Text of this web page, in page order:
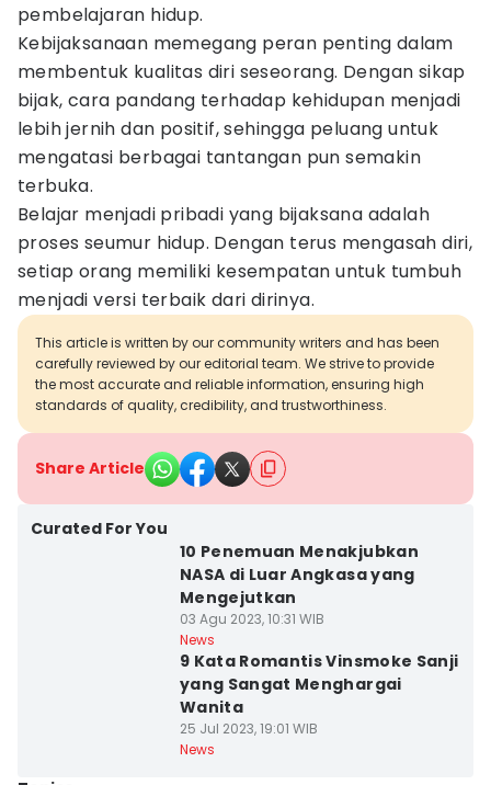
pembelajaran hidup.
Kebijaksanaan memegang peran penting dalam
membentuk kualitas diri seseorang. Dengan sikap
bijak, cara pandang terhadap kehidupan menjadi
lebih jernih dan positif, sehingga peluang untuk
mengatasi berbagai tantangan pun semakin
terbuka.
Belajar menjadi pribadi yang bijaksana adalah
proses seumur hidup. Dengan terus mengasah diri,
setiap orang memiliki kesempatan untuk tumbuh
menjadi versi terbaik dari dirinya.
This article is written by our community writers and has been
carefully reviewed by our editorial team. We strive to provide
the most accurate and reliable information, ensuring high
standards of quality, credibility, and trustworthiness.
Share Article
Curated For You
10 Penemuan Menakjubkan
NASA di Luar Angkasa yang
Mengejutkan
03 Agu 2023, 10:31 WIB
News
9 Kata Romantis Vinsmoke Sanji
yang Sangat Menghargai
Wanita
25 Jul 2023, 19:01 WIB
News